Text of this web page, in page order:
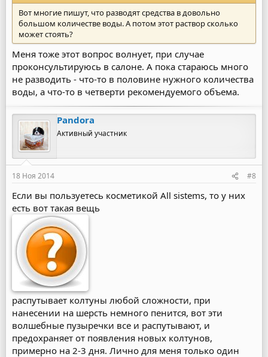
Вот многие пишут, что разводят средства в довольно
большом количестве воды. А потом этот раствор сколько
может стоять?
Меня тоже этот вопрос волнует, при случае
проконсультируюсь в салоне. А пока стараюсь много
не разводить - что-то в половине нужного количества
воды, а что-то в четверти рекомендуемого объема.
Pandora
Активный участник
18 Ноя 2014 #8
Если вы пользуетесь косметикой All sistems, то у них
есть вот такая вещь
распутывает колтуны любой сложности, при
нанесении на шерсть немного пенится, вот эти
волшебные пузыречки все и распутывают, и
предохраняет от появления новых колтунов,
примерно на 2-3 дня. Лично для меня только один